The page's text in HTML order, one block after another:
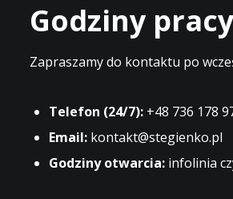
Godziny
Zapraszamy do kontaktu po
Telefon (24/7): +48 736 178
Email: kontakt@stegienko.pl
Godziny otwarcia: infolinia